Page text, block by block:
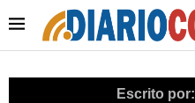
Escrito por: